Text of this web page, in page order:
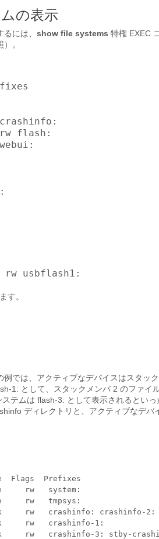
の表示
には、 show file systems 特権 EXEC
。
crashinfo:
rw flash:
rw usbflash1:
す。
では、アクティブなデバイスはスタッ
1: として、スタックメンバ 2 のファイ
テムは flash-3: として表示されるとい
ディレクトリと、アクティブなデバ
Flags  Prefixes
rw   system:
rw   tmpsys:
rw   crashinfo: crashinfo-2:
rw   crashinfo-1:
rw   crashinfo-3: stby-